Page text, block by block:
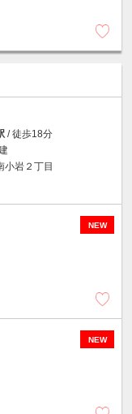
/ 徒歩18分
小岩２丁目
NEW
NEW